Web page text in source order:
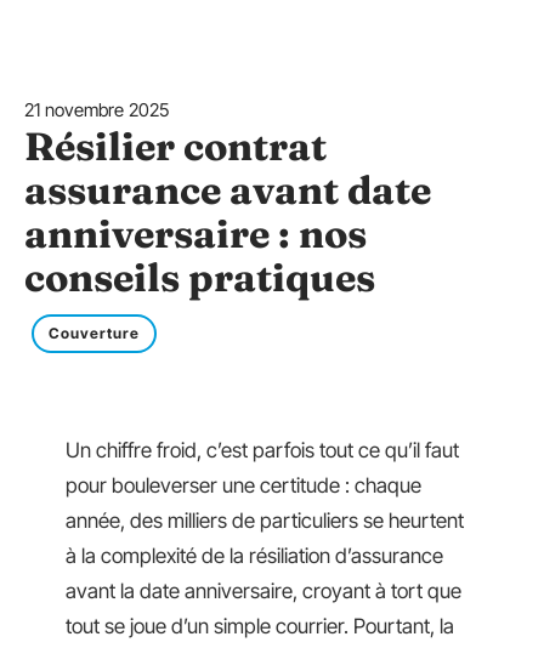
21 novembre 2025
Résilier contrat
assurance avant date
anniversaire : nos
conseils pratiques
Couverture
Un chiffre froid, c’est parfois tout ce qu’il faut
pour bouleverser une certitude : chaque
année, des milliers de particuliers se heurtent
à la complexité de la résiliation d’assurance
avant la date anniversaire, croyant à tort que
tout se joue d’un simple courrier. Pourtant, la